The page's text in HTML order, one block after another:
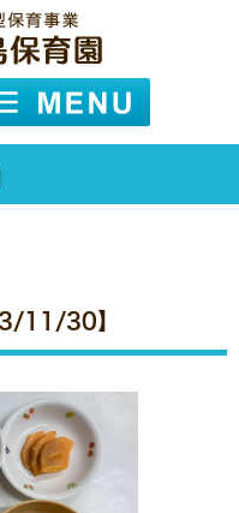
11/30】